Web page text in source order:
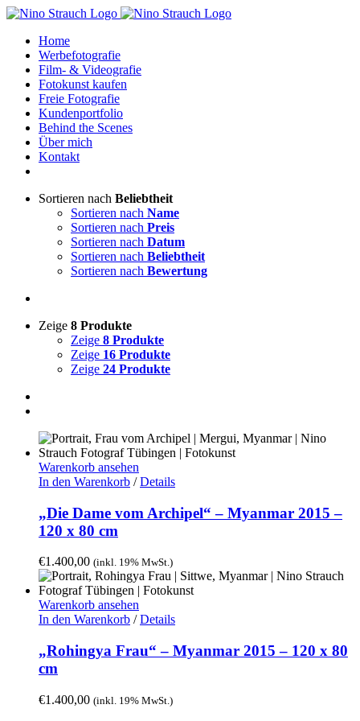
Zum
springenHome
Werbefotografie
Film- & Videografie
Fotokunst kaufen
Freie Fotografie
Kundenportfolio
Behind the Scenes
Über mich
Kontakt
Sortieren nach Beliebtheit
Sortieren nach Name
Sortieren nach Preis
Sortieren nach Datum
Sortieren nach Beliebtheit
Sortieren nach Bewertung
Zeige 8 Produkte
Zeige 8 Produkte
Zeige 16 Produkte
Zeige 24 Produkte
Warenkorb ansehen
In den Warenkorb / Details
„Die Dame vom Archipel“ – Myanmar 2015 –
120 x 80 cm
€1.400,00 (inkl. 19% MwSt.)
Warenkorb ansehen
In den Warenkorb / Details
„Rohingya Frau“ – Myanmar 2015 – 120 x 80
cm
€1.400,00 (inkl. 19% MwSt.)